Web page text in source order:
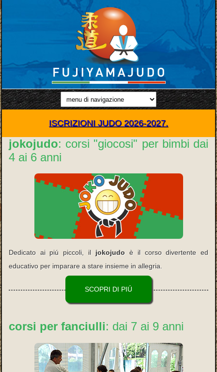
ISCRIZIONI JUDO 2026-2027.
jokojudo: corsi "giocosi" per bimbi dai
4 ai 6 anni
Dedicato ai piú piccoli, il jokojudo è il corso divertente ed
educativo per imparare a stare insieme in allegria.
SCOPRI DI PIÚ
corsi per fanciulli: dai 7 ai 9 anni